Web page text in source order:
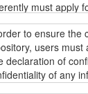
must apply
).
descriptions of
fieldwork
as well
4.0
to ensure the
users
declaration of
of any